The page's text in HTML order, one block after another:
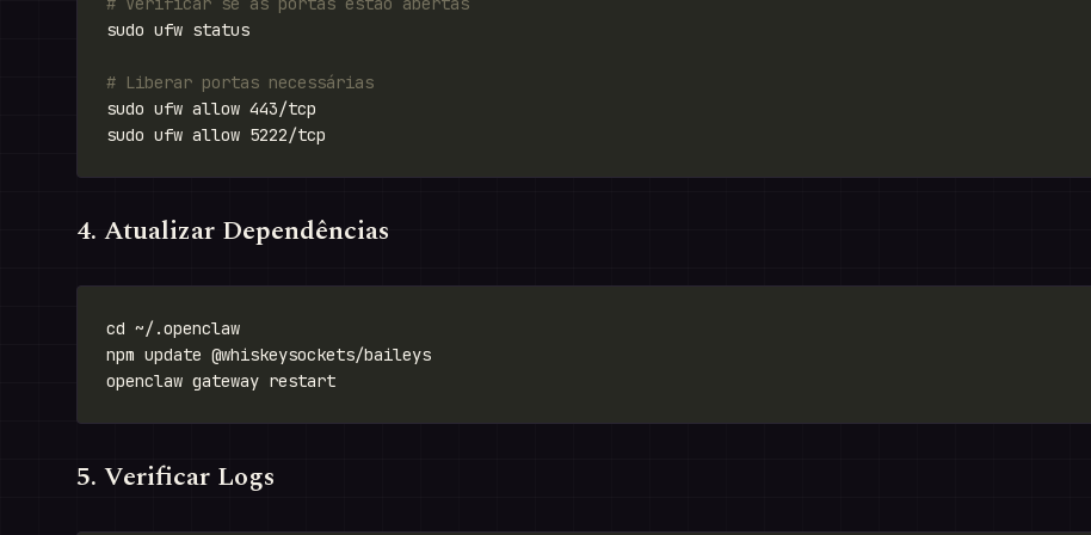
# Liberar portas necessárias
4. Atualizar Dependências
5. Verificar Logs